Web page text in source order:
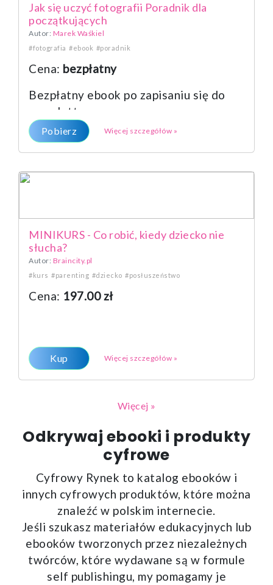
Jak się uczyć fotografii Poradnik dla
początkujących
Autor: Marek Waśkiel
#fotografia #ebook #poradnik
Cena: bezpłatny
Bezpłatny ebook po zapisaniu się do
newslettera
Pobierz Więcej szczegółów »
MINIKURS - Co robić, kiedy dziecko nie
słucha?
Autor: Braincity.pl
#kurs #parenting #dziecko #posłuszeństwo
Cena: 197.00 zł
Kup Więcej szczegółów »
Więcej »
Odkrywaj ebooki i produkty
cyfrowe
Cyfrowy Rynek to katalog ebooków i
innych cyfrowych produktów, które można
znaleźć w polskim internecie.
Jeśli szukasz materiałów edukacyjnych lub
ebooków tworzonych przez niezależnych
twórców, które wydawane są w formule
self publishingu, my pomagamy je